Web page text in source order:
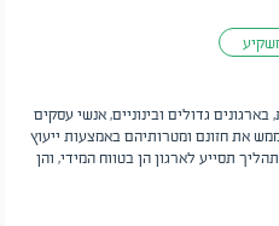
גדולים ובינוניים, אנשי עסקים
את חזונם ומטרותיהם באמצעות ייעוץ
תסייע לארגון הן בטווח המידי, והן